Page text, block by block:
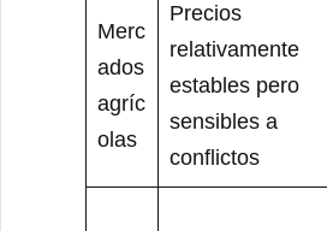
Merc
ados
agríc
olas
Precios
relativamente
estables pero
sensibles a
conflictos